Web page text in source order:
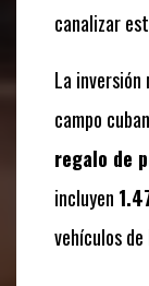
canalizar
La
campo
regalo de
incluyen
vehículos